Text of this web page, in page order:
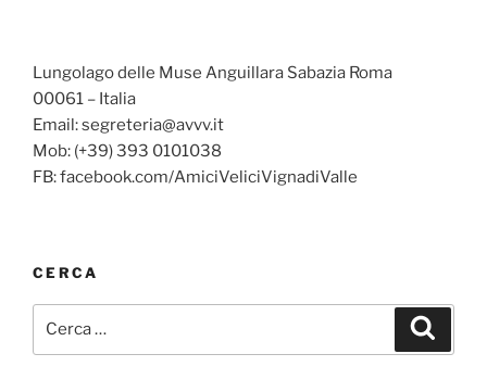
Lungolago delle Muse Anguillara Sabazia Roma
00061 – Italia
Email: segreteria@avvv.it
Mob: (+39) 393 0101038
FB: facebook.com/AmiciVeliciVignadiValle
CERCA